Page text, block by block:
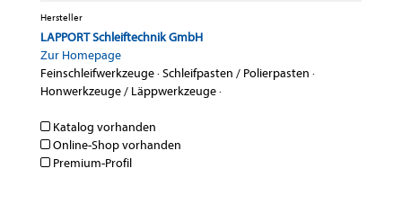
Hersteller
LAPPORT Schleiftechnik GmbH
Zur Homepage
Feinschleifwerkzeuge·Schleifpasten / Polierpasten ·
Honwerkzeuge / Läppwerkzeuge·
Katalog vorhanden
Online-Shop vorhanden
Premium-Profil